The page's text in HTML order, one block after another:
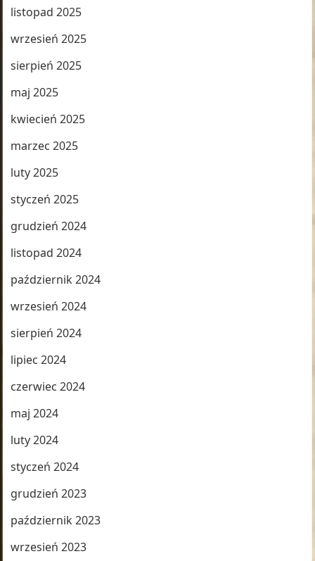
listopad 2025
wrzesień 2025
sierpień 2025
maj 2025
kwiecień 2025
marzec 2025
luty 2025
styczeń 2025
grudzień 2024
listopad 2024
październik 2024
wrzesień 2024
sierpień 2024
lipiec 2024
czerwiec 2024
maj 2024
luty 2024
styczeń 2024
grudzień 2023
październik 2023
wrzesień 2023